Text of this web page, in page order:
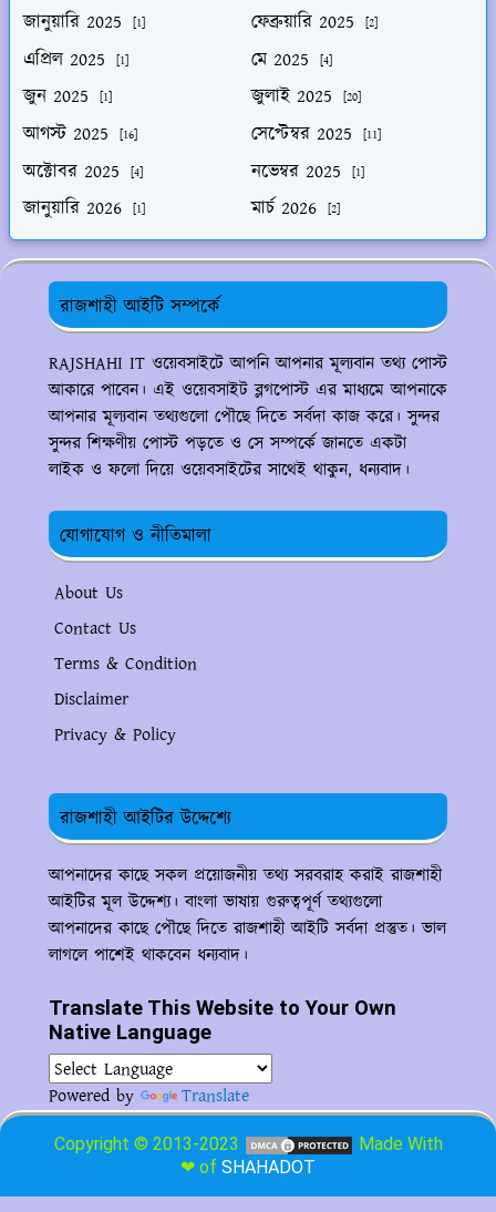
জানুয়ারি 2025 [1] ফেব্রুয়ারি 2025 [2]
এপ্রিল 2025 [1] মে 2025 [4]
জুন 2025 [1] জুলাই 2025 [20]
আগস্ট 2025 [16] সেপ্টেম্বর 2025 [11]
অক্টোবর 2025 [4] নভেম্বর 2025 [1]
জানুয়ারি 2026 [1] মার্চ 2026 [2]
রাজশাহী আইটি সম্পর্কে
RAJSHAHI IT ওয়েবসাইটে আপনি আপনার মূল্যবান তথ্য পোস্ট
আকারে পাবেন। এই ওয়েবসাইট ব্লগপোস্ট এর মাধ্যমে আপনাকে
আপনার মূল্যবান তথ্যগুলো পৌছে দিতে সর্বদা কাজ করে। সুন্দর
সুন্দর শিক্ষণীয় পোস্ট পড়তে ও সে সম্পর্কে জানতে একটা
লাইক ও ফলো দিয়ে ওয়েবসাইটের সাথেই থাকুন, ধন্যবাদ।
যোগাযোগ ও নীতিমালা
About Us
Contact Us
Terms & Condition
Disclaimer
Privacy & Policy
রাজশাহী আইটির উদ্দেশ্যে
আপনাদের কাছে সকল প্রয়োজনীয় তথ্য সরবরাহ করাই রাজশাহী
আইটির মূল উদ্দেশ্য। বাংলা ভাষায় গুরুত্বপূর্ণ তথ্যগুলো
আপনাদের কাছে পৌছে দিতে রাজশাহী আইটি সর্বদা প্রস্তুত। ভাল
লাগলে পাশেই থাকবেন ধন্যবাদ।
Translate This Website to Your Own
Native Language
Powered by Translate
Copyright © 2013-2023
Made With
❤ of SHAHADOT